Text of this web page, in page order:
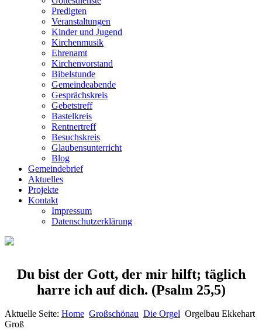
Predigten
Veranstaltungen
Kinder und Jugend
Kirchenmusik
Ehrenamt
Kirchenvorstand
Bibelstunde
Gemeindeabende
Gesprächskreis
Gebetstreff
Bastelkreis
Rentnertreff
Besuchskreis
Glaubensunterricht
Blog
Gemeindebrief
Aktuelles
Projekte
Kontakt
Impressum
Datenschutzerklärung
Du bist der Gott, der mir hilft; täglich
harre ich auf dich. (Psalm 25,5)
Aktuelle Seite: Home Großschönau Die Orgel Orgelbau Ekkehart
Groß